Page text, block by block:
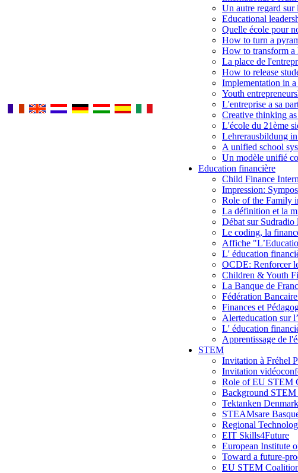
Un autre regard sur
Educational
Quelle école pour
How to turn a
How to transform a
La place de
How to release
Implementation in
Youth
L'entreprise a sa
Creative thinking
L'école du 21ème
Lehrerausbildung
A unified school
Un modèle unifié
Education financière
Child Finance
Impression:
Role of the Family
La définition et la
Débat sur
Le coding, la
Affiche
L' éducation
OCDE: Renforcer
Children & Youth
La Banque de
Fédération
Finances et
Alerteducation sur
L' éducation
Apprentissage de
STEM
Invitation à Fréhel
Invitation
Role of EU STEM
Background
Tektanken Denmark
STEAMsare
Regional
EIT Skills4Future
European Institute
Toward a future-
EU STEM